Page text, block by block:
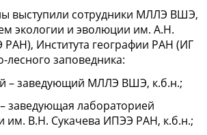
выступили сотрудники МЛЛЭ ВШЭ,
экологии и эволюции им. А.Н.
Института географии РАН (ИГ
лесного заповедника:
– заведующий МЛЛЭ ВШЭ, к.б.н.;
заведующая лабораторией
им. В.Н. Сукачева ИПЭЭ РАН, к.б.н.;